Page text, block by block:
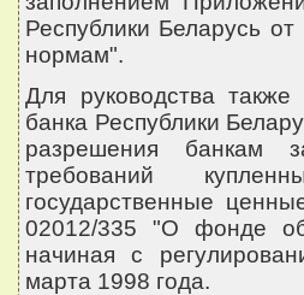
Республики Беларусь
нормам".
Для руководства
банка Республики
разрешения банкам
требований
государственные
02012/335 "О фонде
начиная с
марта 1998 года.